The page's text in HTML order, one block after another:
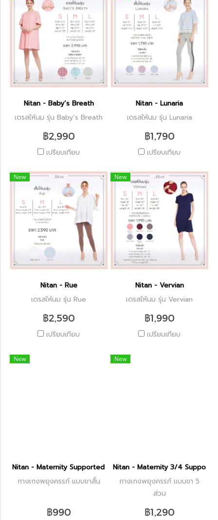
Nitan - Baby’s Breath
เดรสให้นม รุ่น Baby’s Breath
฿2,990
เปรียบเทียบ
Nitan - Lunaria
เดรสให้นม รุ่น Lunaria
฿1,790
เปรียบเทียบ
New
Nitan - Rue
เดรสให้นม รุ่น Rue
฿2,590
เปรียบเทียบ
New
Nitan - Vervian
เดรสให้นม รุ่น Vervian
฿1,990
เปรียบเทียบ
New
Nitan - Maternity Supported Shorts
กางเกงพยุงครรภ์ แบบขาสั้น
฿990
New
Nitan - Maternity 3/4
กางเกงพยุงครรภ์ แบบขา 5
ส่วน
฿1,290